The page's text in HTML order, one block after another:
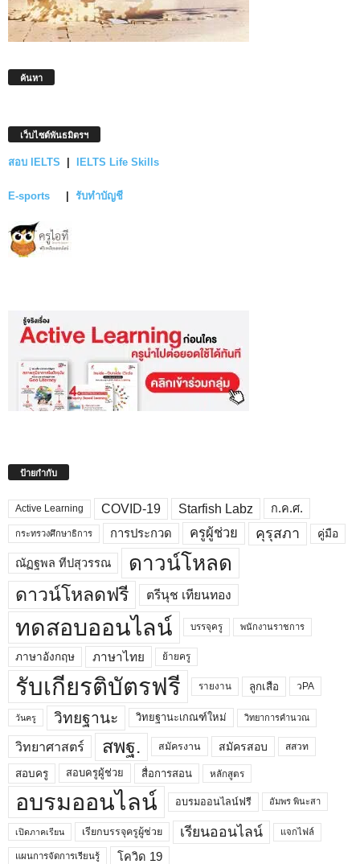
ค้นหา
เว็บไซต์พันธมิตรฯ
สอบ IELTS IELTS Life Skills
E-sports รับทำบัญชี
ป้ายกำกับ
Active Learning COVID-19 Starfish Labz ก.ค.ศ.
กระทรวงศึกษาธิการ การประกวด ครูผู้ช่วย คุรุสภา คู่มือ
ณัฏฐพล ทีปสุวรรณ ดาวน์โหลด
ดาวน์โหลดฟรี ตรีนุช เทียนทอง
ทดสอบออนไลน์ บรรจุครู พนักงานราชการ
ภาษาอังกฤษ ภาษาไทย ย้ายครู
รับเกียรติบัตรฟรี รายงาน ลูกเสือ วPA
วันครู วิทยฐานะ วิทยฐานะเกณฑ์ใหม่ วิทยาการคำนวณ
วิทยาศาสตร์ สพฐ. สมัครงาน สมัครสอบ สสวท
สอบครู สอบครูผู้ช่วย สื่อการสอน หลักสูตร
อบรมออนไลน์ อบรมออนไลน์ฟรี อัมพร พินะสา
เปิดภาคเรียน เรียกบรรจุครูผู้ช่วย เรียนออนไลน์ แจกไฟล์
แผนการจัดการเรียนรู้ โควิด 19